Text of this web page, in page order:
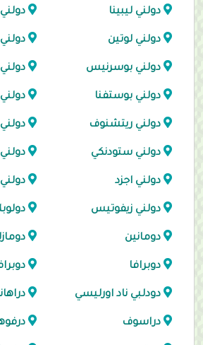
دولني ليبينا
دولني لوتين
دولني بوسرنيس
دولني بوستفنا
دولني ريتشنوف
دولني ستودنكي
دولني اجزد
دولني زيفوتيس
دومانين
دوبرافا
دودلبي ناد اورليسي
دراسوف